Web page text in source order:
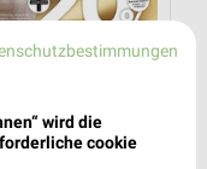
gültig
wird die
cookie